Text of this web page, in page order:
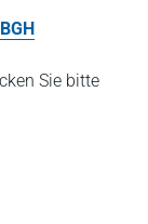
Sie bitte